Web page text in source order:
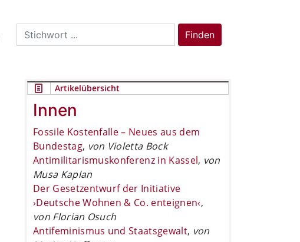
Search
for:
Finden
Artikelübersicht
Innen
Fossile Kostenfalle – Neues aus dem
Bundestag, von Violetta Bock
Antimilitarismuskonferenz in Kassel, von
Musa Kaplan
Der Gesetzentwurf der Initiative
›Deutsche Wohnen & Co. enteignen‹,
von Florian Osuch
Antifeminismus und Staatsgewalt, von